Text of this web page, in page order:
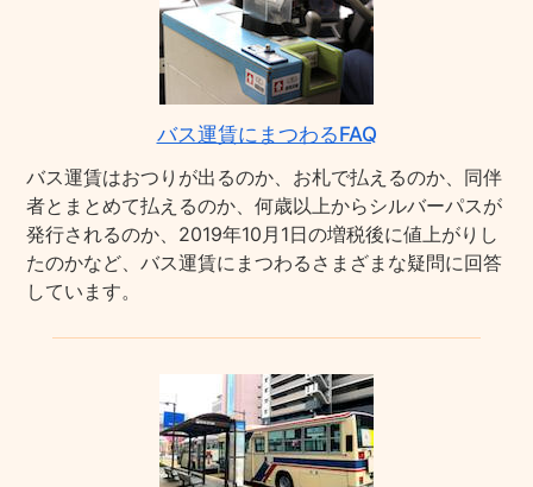
バス運賃にまつわるFAQ
バス運賃はおつりが出るのか、お札で払えるのか、同伴
者とまとめて払えるのか、何歳以上からシルバーパスが
発行されるのか、2019年10月1日の増税後に値上がりし
たのかなど、バス運賃にまつわるさまざまな疑問に回答
しています。